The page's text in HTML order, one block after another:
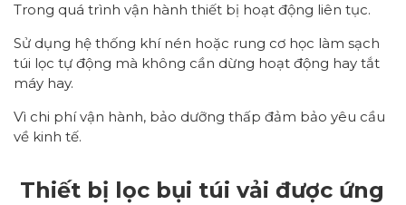
Trong quá trình vận hành thiết bị hoạt động liên tục.
Sử dụng hệ thống khí nén hoặc rung cơ học làm sạch
túi lọc tự động mà không cần dừng hoạt động hay tắt
máy hay.
Vì chi phí vận hành, bảo dưỡng thấp đảm bảo yêu cầu
về kinh tế.
Thiết bị lọc bụi túi vải được ứng